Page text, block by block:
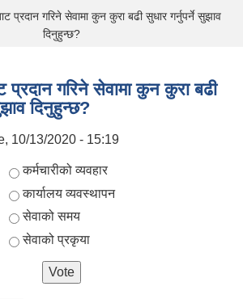
प्रदान गरिने सेवामा कुन कुरा बढी सुधार गर्नुपर्ने सुझाव
दिनुहुन्छ?
प्रदान गरिने सेवामा कुन कुरा बढी
दिनुहुन्छ?
10/13/2020 - 15:19
Choices
कर्मचारीको व्यवहार
कार्यालय व्यवस्थापन
सेवाको समय
सेवाको प्रकृया